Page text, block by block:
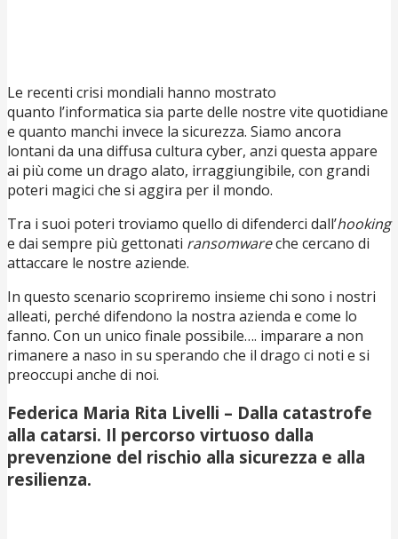
Le recenti crisi mondiali hanno mostrato
quanto l’informatica sia parte delle nostre vite quotidiane
e quanto manchi invece la sicurezza. Siamo ancora
lontani da una diffusa cultura cyber, anzi questa appare
ai più come un drago alato, irraggiungibile, con grandi
poteri magici che si aggira per il mondo.
Tra i suoi poteri troviamo quello di difenderci dall’hooking
e dai sempre più gettonati ransomwareche cercano di
attaccare le nostre aziende.
In questo scenario scopriremo insieme chi sono i nostri
alleati, perché difendono la nostra azienda e come lo
fanno. Con un unico finale possibile…. imparare a non
rimanere a naso in su sperando che il drago ci noti e si
preoccupi anche di noi.
Federica Maria Rita Livelli – Dalla catastrofe
alla catarsi. Il percorso virtuoso dalla
prevenzione del rischio alla sicurezza e alla
resilienza.